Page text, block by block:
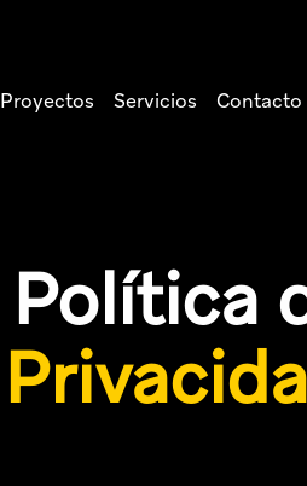
Proyectos Servicios Contacto
Política